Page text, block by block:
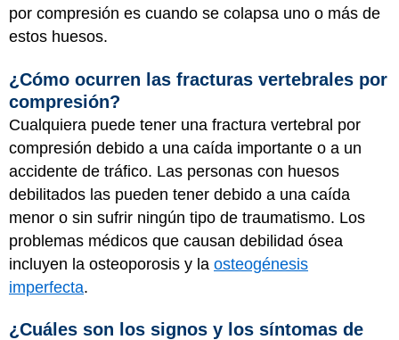
por compresión es cuando se colapsa uno o más de
estos huesos.
¿Cómo ocurren las fracturas vertebrales por
compresión?
Cualquiera puede tener una fractura vertebral por
compresión debido a una caída importante o a un
accidente de tráfico. Las personas con huesos
debilitados las pueden tener debido a una caída
menor o sin sufrir ningún tipo de traumatismo. Los
problemas médicos que causan debilidad ósea
incluyen la osteoporosis y la osteogénesis
imperfecta.
¿Cuáles son los signos y los síntomas de